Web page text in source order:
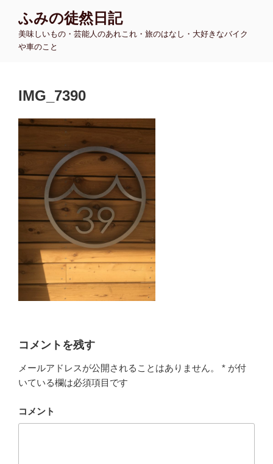
ふみの徒然日記
美味しいもの・芸能人のあれこれ・旅のはなし・大好きなバイク
や車のこと
IMG_7390
コメントを残す
メールアドレスが公開されることはありません。 * が付
いている欄は必須項目です
コメント